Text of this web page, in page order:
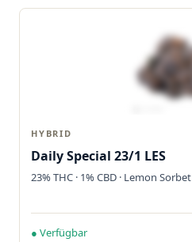
HYBRID
Daily Special 23/1 LES
23% THC · 1% CBD · Lemon Sorbet
● Verfügbar